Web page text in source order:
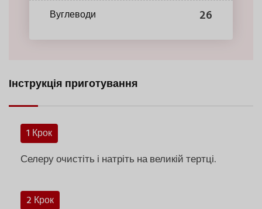
Вуглеводи 26
Інструкція приготування
1 Крок
Селеру очистіть і натріть на великій тертці.
2 Крок